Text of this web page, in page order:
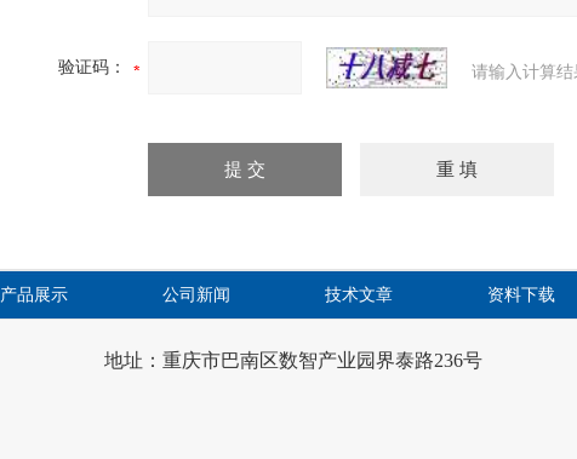
验证码： 请输入计算
产品展示 公司新闻 技术文章 资料下载
地址：重庆市巴南区数智产业园界泰路236号